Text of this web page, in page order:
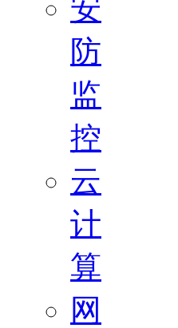
安
防
监
控
云
计
算
网